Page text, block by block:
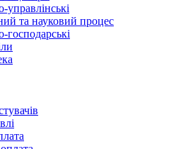
управлінські
та науковий процес
господарські